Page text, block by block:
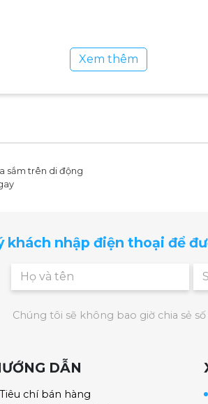
Xem thêm
sắm trên di động
khách nhập điện thoại để
Chúng tôi sẽ không bao giờ chia sẻ
DẪN
Tiêu chí bán hàng